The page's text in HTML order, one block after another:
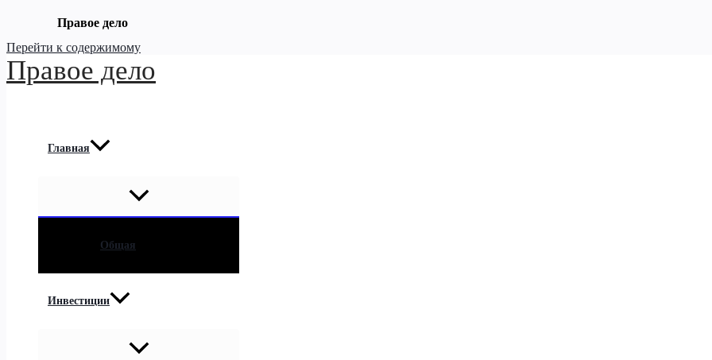
Правое дело
Перейти к содержимому
Правое дело
Главная
Общая
Инвестиции